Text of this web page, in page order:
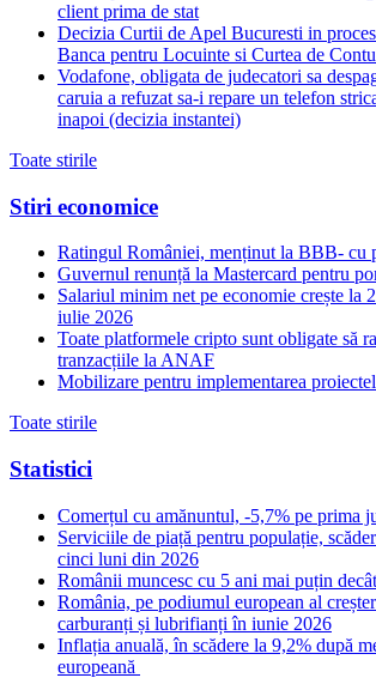
client prima de stat
Decizia Curtii de Apel Bucuresti in
Banca pentru Locuinte si Curtea de
Vodafone, obligata de judecatori sa
caruia a refuzat sa-i repare un telefon
inapoi (decizia instantei)
Toate stirile
Stiri economice
Ratingul României, menținut la BBB- cu
Guvernul renunță la Mastercard pentru
Salariul minim net pe economie crește la
iulie 2026
Toate platformele cripto sunt obligate să
tranzacțiile la ANAF
Mobilizare pentru implementarea
Toate stirile
Statistici
Comerțul cu amănuntul, -5,7% pe prima
Serviciile de piață pentru populație,
cinci luni din 2026
Românii muncesc cu 5 ani mai puțin
România, pe podiumul european al
carburanți și lubrifianți în iunie 2026
Inflația anuală, în scădere la 9,2% după
europeană